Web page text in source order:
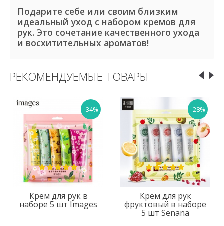
Подарите себе или своим близким
идеальный уход с набором кремов для
рук. Это сочетание качественного ухода
и восхитительных ароматов!
РЕКОМЕНДУЕМЫЕ ТОВАРЫ
-34%
Крем для рук в
наборе 5 шт Images
-28%
Крем для рук
фруктовый в наборе
5 шт Senana